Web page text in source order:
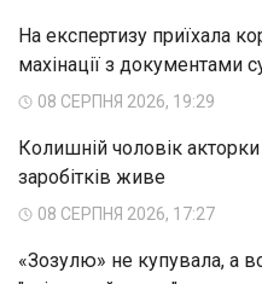
На експертизу приїхала
махінації з документами
08 СЕРПНЯ 2026, 19:29
Колишній чоловік
заробітків живе
08 СЕРПНЯ 2026, 17:27
«Зозулю» не купувала, а